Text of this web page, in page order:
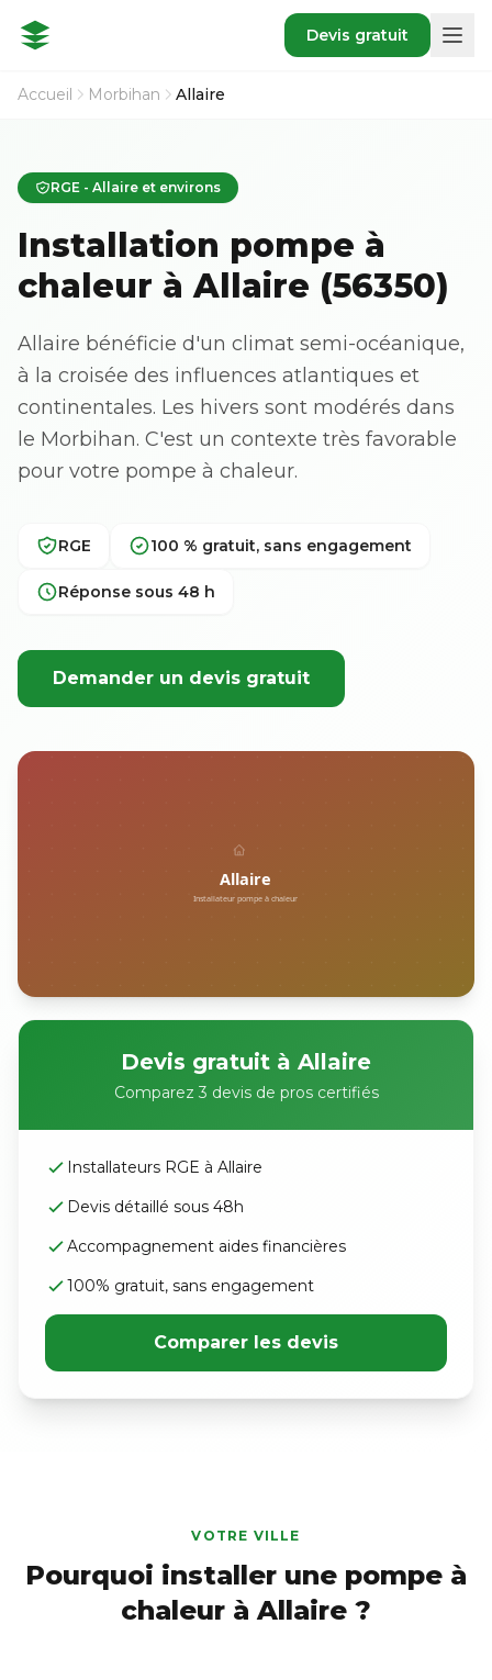
Devis gratuit
Accueil Morbihan Allaire
RGE - Allaire et environs
Installation pompe à
chaleur à Allaire (56350)
Allaire bénéficie d'un climat semi-océanique,
à la croisée des influences atlantiques et
continentales. Les hivers sont modérés dans
le Morbihan. C'est un contexte très favorable
pour votre pompe à chaleur.
RGE 100 % gratuit, sans engagement
Réponse sous 48 h
Demander un devis gratuit
Devis gratuit à Allaire
Comparez 3 devis de pros certifiés
Installateurs RGE à Allaire
Devis détaillé sous 48h
Accompagnement aides financières
100% gratuit, sans engagement
Comparer les devis
VOTRE VILLE
Pourquoi installer une pompe à
chaleur à Allaire ?